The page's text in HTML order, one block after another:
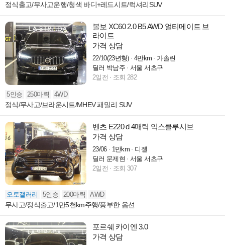
정식출고/무사고운행/청색 바디+레드시트/럭셔리SUV
볼보 XC60 2.0 B5 AWD 얼티메이트 브
라이트
가격 상담
22/10(23년형) 4만km
가솔린
딜러 박남주
서울 서초구
2일전
조회 282
5인승 250마력 4WD
정식/무사고/브라운시트/MHEV 패밀리 SUV
벤츠 E220 d 4매틱 익스클루시브
가격 상담
23/06 1만km
디젤
딜러 문제현
서울 서초구
2일전
조회 307
오토갤러리 5인승 200마력 AWD
무사고/정식출고/1만5천km주행/풍부한 옵션
포르쉐 카이엔 3.0
가격 상담